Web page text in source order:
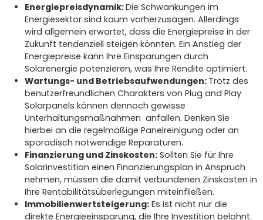
Energiepreisdynamik:Die Schwankungen im
Energiesektor sind kaum vorherzusagen. Allerdings
wird allgemein erwartet, dass die Energiepreise in der
Zukunft tendenziell steigen könnten. Ein Anstieg der
Energiepreise kann Ihre Einsparungen durch
Solarenergie potenzieren, was Ihre Rendite optimiert.
Wartungs- und Betriebsaufwendungen: Trotz des
benutzerfreundlichen Charakters von Plug and Play
Solarpanels können dennoch gewisse
Unterhaltungsmaßnahmen anfallen. Denken Sie
hierbei an die regelmäßige Panelreinigung oder an
sporadisch notwendige Reparaturen.
Finanzierung und Zinskosten: Sollten Sie für Ihre
Solarinvestition einen Finanzierungsplan in Anspruch
nehmen, müssen die damit verbundenen Zinskosten in
Ihre Rentabilitätsüberlegungen miteinfließen.
Immobilienwertsteigerung: Es ist nicht nur die
direkte Energieeinsparung, die Ihre Investition belohnt.